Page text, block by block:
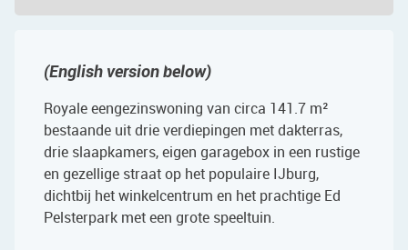
(English version below)
Royale eengezinswoning van circa 141.7 m²
bestaande uit drie verdiepingen met dakterras,
drie slaapkamers, eigen garagebox in een rustige
en gezellige straat op het populaire IJburg,
dichtbij het winkelcentrum en het prachtige Ed
Pelsterpark met een grote speeltuin.